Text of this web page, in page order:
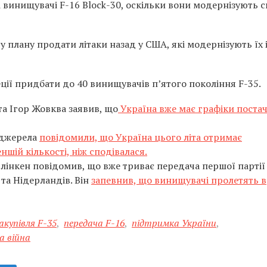
винищувачі F-16 Block-30, оскільки вони модернізують
плану продати літаки назад у США, які модернізують їх і
придбати до 40 винищувачів п’ятого покоління F-35.
Ігор Жовква заявив, щоУкраїна вже має графіки
повідомили, що Україна цього літа отримає
кількості, ніж сподівалася.
повідомив, що вже триває передача першої партії
Нідерландів. Вінзапевнив, що винищувачі пролетять в
F-35, передача F-16, підтримка України,
війна